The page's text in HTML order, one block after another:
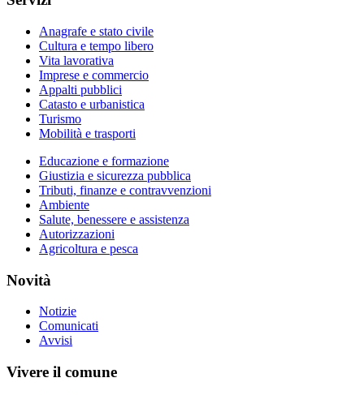
Anagrafe e stato civile
Cultura e tempo libero
Vita lavorativa
Imprese e commercio
Appalti pubblici
Catasto e urbanistica
Turismo
Mobilità e trasporti
Educazione e formazione
Giustizia e sicurezza pubblica
Tributi, finanze e contravvenzioni
Ambiente
Salute, benessere e assistenza
Autorizzazioni
Agricoltura e pesca
Novità
Notizie
Comunicati
Avvisi
Vivere il comune